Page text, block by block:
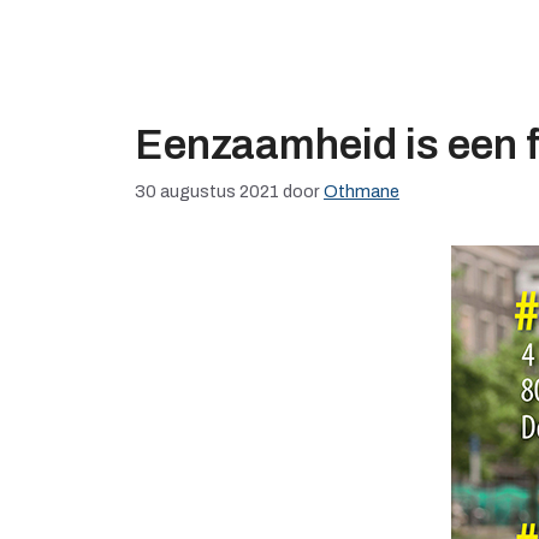
Eenzaamheid is een
30 augustus 2021 doorOthmane